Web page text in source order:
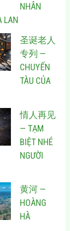
NHÂN
LAN
圣诞老人
专列 —
CHUYẾN
TÀU CỦA
情人再见
— TẠM
BIỆT NHÉ
NGƯỜI
黄河 —
HOÀNG
HÀ